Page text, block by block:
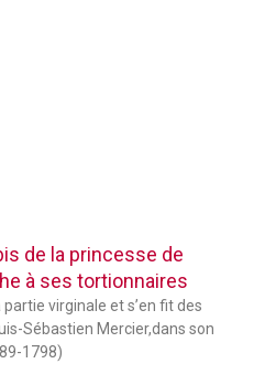
de la princesse de
à ses tortionnaires
virginale et s’en fit des
Sébastien Mercier,dans son
1798)